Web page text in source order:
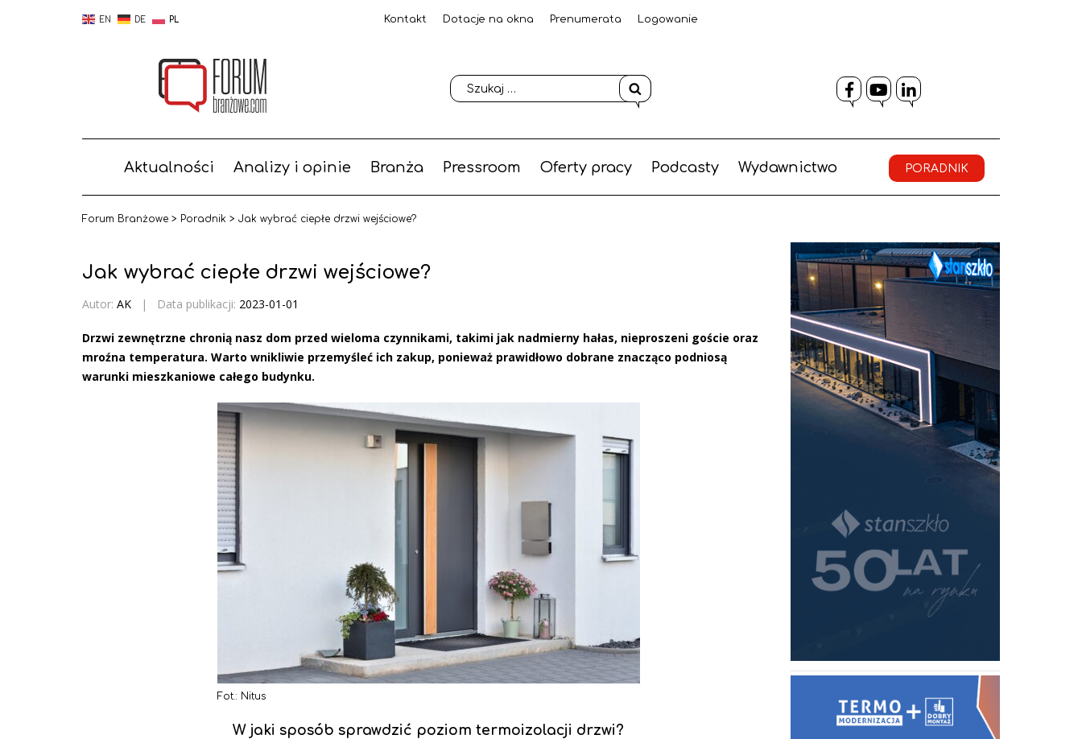
EN DE PL Kontakt Dotacje na okna Prenumerata Logowanie
Facebook
YouTube
LinkedIn
Aktualności Analizy i opinie Branża Pressroom Oferty pracy Podcasty Wydawnictwo PORADNIK
Forum Branżowe > Poradnik > Jak wybrać ciepłe drzwi wejściowe?
Jak wybrać ciepłe drzwi wejściowe?
Autor: AK | Data publikacji: 2023-01-01
Drzwi zewnętrzne chronią nasz dom przed wieloma czynnikami, takimi jak nadmierny hałas, nieproszeni goście oraz
mroźna temperatura. Warto wnikliwie przemyśleć ich zakup, ponieważ prawidłowo dobrane znacząco podniosą
warunki mieszkaniowe całego budynku.
Fot.: Nitus
W jaki sposób sprawdzić poziom termoizolacji drzwi?